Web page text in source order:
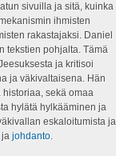
sivuilla ja sitä, kuinka
ihmisten
rakastajaksi. Daniel
tekstien pohjalta. Tämä
ja kritisoi
ja väkivaltaisena. Hän
sekä omaa
hylätä hylkääminen ja
eskaloitumista ja
johdanto.